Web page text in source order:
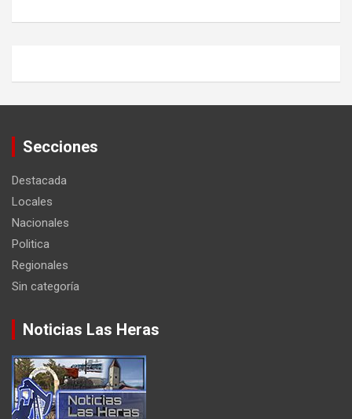
Secciones
Destacada
Locales
Nacionales
Politica
Regionales
Sin categoría
Noticias Las Heras